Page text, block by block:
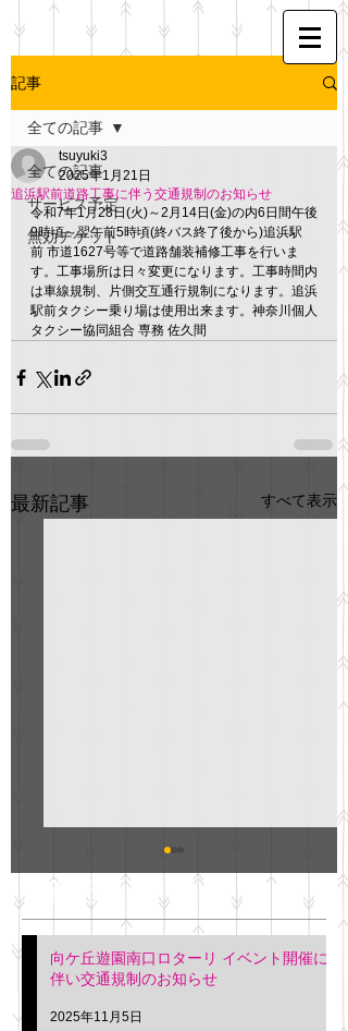
記事
全ての記事
サービス予定
無効チケット
全ての記事
追浜駅前道路工事に伴う交通規制のお知らせ
tsuyuki3
2025年1月21日
令和7年1月28日(火)～2月14日(金)の内6日間午後
9時頃～翌午前5時頃(終バス終了後から)追浜駅
前 市道1627号等で道路舗装補修工事を行いま
す。工事場所は日々変更になります。工事時間内
は車線規制、片側交互通行規制になります。追浜
駅前タクシー乗り場は使用出来ます。神奈川個人
タクシー協同組合 専務 佐久間
最新記事 すべて表示
明日(11月6日)午後3時～5
階会議室にてGOの説明会
を行います。 神奈川個人
タクシー協同組合 専務 佐
久間
最新記事
向ケ丘遊園南口ロターリ イベント開催に
伴い交通規制のお知らせ
2025年11月5日